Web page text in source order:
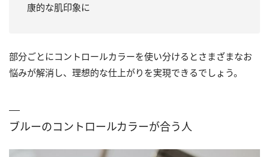
康的な肌印象に
部分ごとにコントロールカラーを使い分けるとさまざまなお
悩みが解消し、理想的な仕上がりを実現できるでしょう。
ブルーのコントロールカラーが合う人